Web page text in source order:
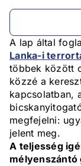
A lap által
Lanka-i
többek között
közzé a
kapcsolatban,
megfejelni:
jelent meg.
A teljesség
mélyenszántó